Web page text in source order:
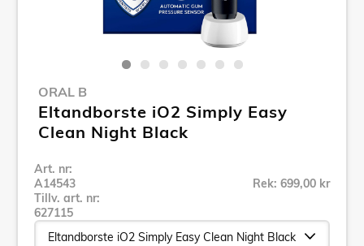
ORAL B
Eltandborste iO2 Simply Easy
Clean Night Black
Art. nr:
A14543
Tillv. art. nr:
627115
Rek: 699,00 kr